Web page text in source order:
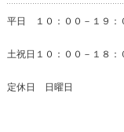
平日 １０：００－１９：
土祝日１０：００－１８：
定休日 日曜日